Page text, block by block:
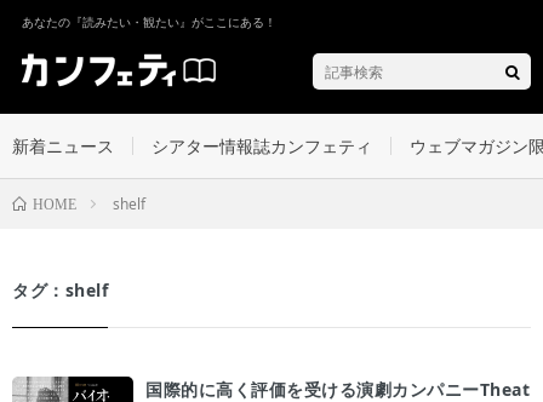
あなたの『読みたい・観たい』がここにある！
新着ニュース シアター情報誌カンフェティ ウェブマガジン
HOME shelf
タグ：shelf
国際的に高く評価を受ける演劇カンパニーTheat